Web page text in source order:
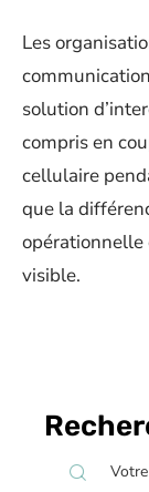
Les
solution
compris en
cellulaire
que la
opérationnelle
visible.